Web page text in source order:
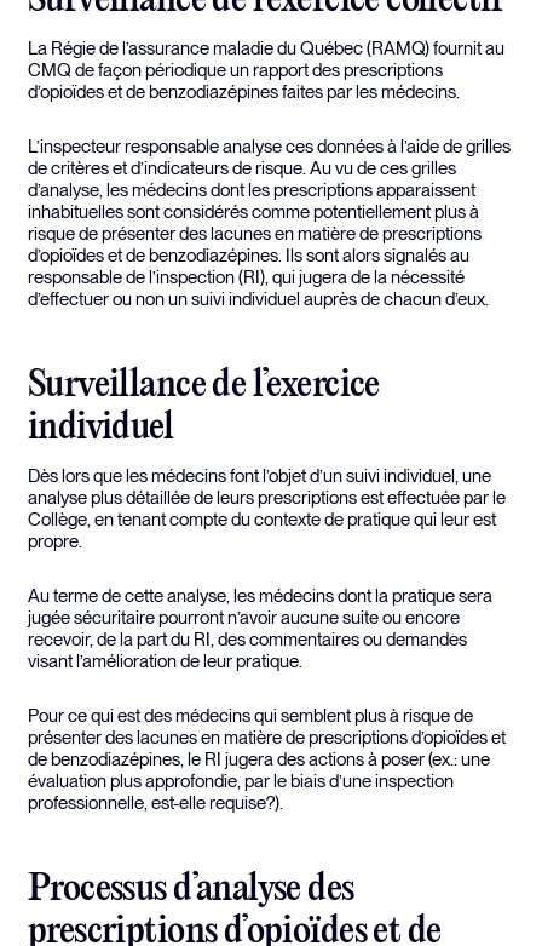
La Régie de l’assurance maladie du Québec (RAMQ) fournit au
CMQ de façon périodique un rapport des prescriptions
d’opioïdes et de benzodiazépines faites par les médecins.
L’inspecteur responsable analyse ces données à l’aide de grilles
de critères et d’indicateurs de risque. Au vu de ces grilles
d’analyse, les médecins dont les prescriptions apparaissent
inhabituelles sont considérés comme potentiellement plus à
risque de présenter des lacunes en matière de prescriptions
d’opioïdes et de benzodiazépines. Ils sont alors signalés au
responsable de l’inspection (RI), qui jugera de la nécessité
d’effectuer ou non un suivi individuel auprès de chacun d’eux.
Surveillance de l’exercice
individuel
Dès lors que les médecins font l’objet d’un suivi individuel, une
analyse plus détaillée de leurs prescriptions est effectuée par le
Collège, en tenant compte du contexte de pratique qui leur est
propre.
Au terme de cette analyse, les médecins dont la pratique sera
jugée sécuritaire pourront n’avoir aucune suite ou encore
recevoir, de la part du RI, des commentaires ou demandes
visant l’amélioration de leur pratique.
Pour ce qui est des médecins qui semblent plus à risque de
présenter des lacunes en matière de prescriptions d’opioïdes et
de benzodiazépines, le RI jugera des actions à poser (ex.: une
évaluation plus approfondie, par le biais d’une inspection
professionnelle, est-elle requise?).
Processus d’analyse des
prescriptions d’opioïdes et de